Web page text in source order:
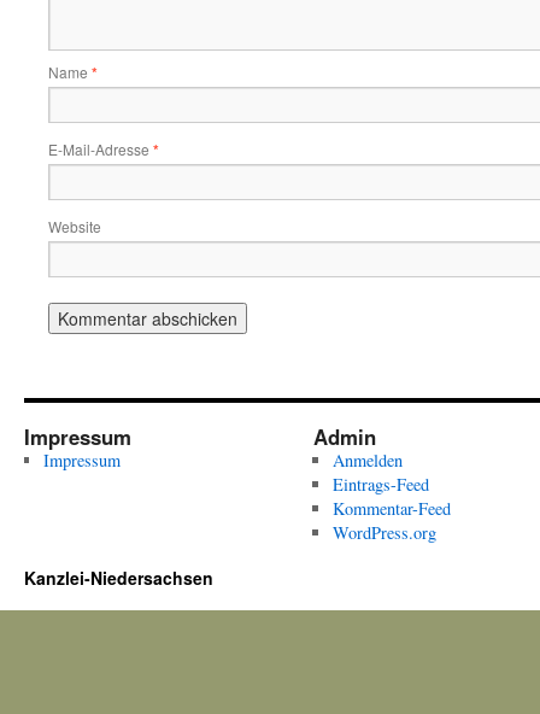
Name *
E-Mail-Adresse *
Website
Impressum
Impressum
Admin
Anmelden
Eintrags-Feed
Kommentar-Feed
WordPress.org
Kanzlei-Niedersachsen